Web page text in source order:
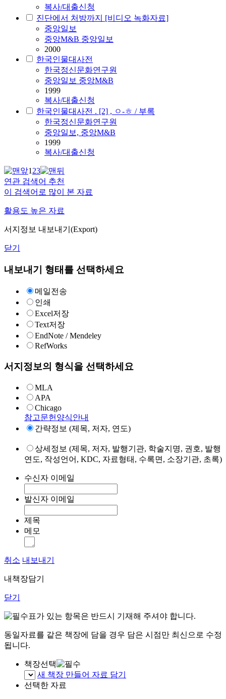
복사/대출신청
진단에서 처방까지 [비디오 녹화자료]
중앙일보
중앙M&B 중앙일보
2000
한국인물대사전
한국정신문화연구원
중앙일보 중앙M&B
1999
복사/대출신청
한국인물대사전 . [2] , ㅇ-ㅎ / 부록
한국정신문화연구원
중앙일보, 중앙M&B
1999
복사/대출신청
123
연관 검색어 추천
이 검색어로 많이 본 자료
활용도 높은 자료
서지정보 내보내기(Export)
닫기
내보내기 형태를 선택하세요
메일전송
인쇄
Excel저장
Text저장
EndNote / Mendeley
RefWorks
서지정보의 형식을 선택하세요
MLA
APA
Chicago
참고문헌양식안내
간략정보 (제목, 저자, 연도)
상세정보 (제목, 저자, 발행기관, 학술지명, 권호, 발행
연도, 작성언어, KDC, 자료형태, 수록면, 소장기관, 초록)
수신자 이메일
발신자 이메일
제목
메모
취소 내보내기
내책장담기
닫기
표가 있는 항목은 반드시 기재해 주셔야 합니다.
동일자료를 같은 책장에 담을 경우 담은 시점만 최신으로 수정
됩니다.
책장선택
새 책장 만들어 자료 담기
선택한 자료